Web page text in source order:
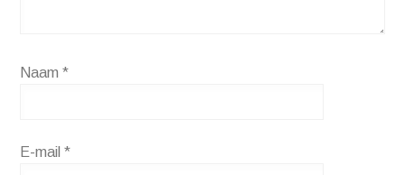
Naam*
E-mail*